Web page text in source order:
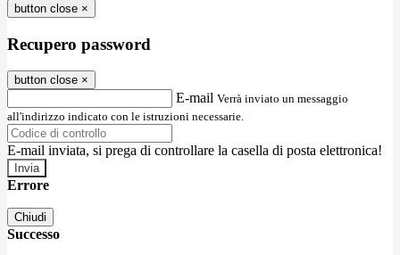
button close ×
Recupero password
button close ×
E-mail Verrà inviato un messaggio
all'indirizzo indicato con le istruzioni necessarie.
E-mail inviata, si prega di controllare la casella di posta elettronica!
Errore
Chiudi
Successo